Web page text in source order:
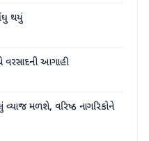
થયું
આગાહી
વ્યાજ મળશે, વરિષ્ઠ નાગરિકોને